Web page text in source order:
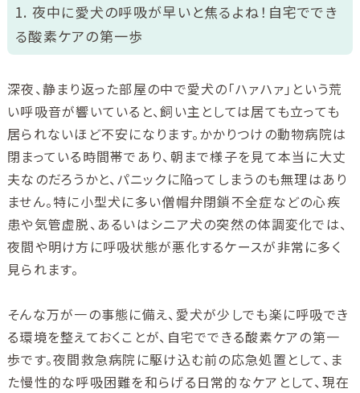
1. 夜中に愛犬の呼吸が早いと焦るよね！自宅ででき
る酸素ケアの第一歩
深夜、静まり返った部屋の中で愛犬の「ハァハァ」という荒
い呼吸音が響いていると、飼い主としては居ても立っても
居られないほど不安になります。かかりつけの動物病院は
閉まっている時間帯であり、朝まで様子を見て本当に大丈
夫なのだろうかと、パニックに陥ってしまうのも無理はあり
ません。特に小型犬に多い僧帽弁閉鎖不全症などの心疾
患や気管虚脱、あるいはシニア犬の突然の体調変化では、
夜間や明け方に呼吸状態が悪化するケースが非常に多く
見られます。
そんな万が一の事態に備え、愛犬が少しでも楽に呼吸でき
る環境を整えておくことが、自宅でできる酸素ケアの第一
歩です。夜間救急病院に駆け込む前の応急処置として、ま
た慢性的な呼吸困難を和らげる日常的なケアとして、現在